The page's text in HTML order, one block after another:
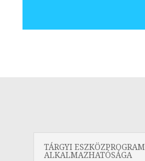
TÁRGYI ESZKÖZPROGRAM
ALKALMAZHATÓSÁGA